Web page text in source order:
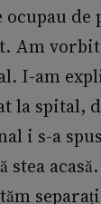
ocupau
Am
I-am
la spital,
i s-a